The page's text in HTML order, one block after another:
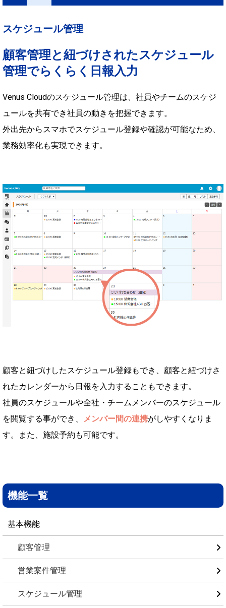
スケジュール管理
顧客管理と紐づけされたスケジュール
管理でらくらく日報入力
Venus Cloudのスケジュール管理は、社員やチームのスケジ
ュールを共有でき社員の動きを把握できます。
外出先からスマホでスケジュール登録や確認が可能なため、
業務効率化も実現できます。
顧客と紐づけしたスケジュール登録もでき、顧客と紐づけさ
れたカレンダーから日報を入力することもできます。
社員のスケジュールや全社・チームメンバーのスケジュール
を閲覧する事ができ、 メンバー間の連携がしやすくなりま
す。また、施設予約も可能です。
機能一覧
基本機能
顧客管理
営業案件管理
スケジュール管理